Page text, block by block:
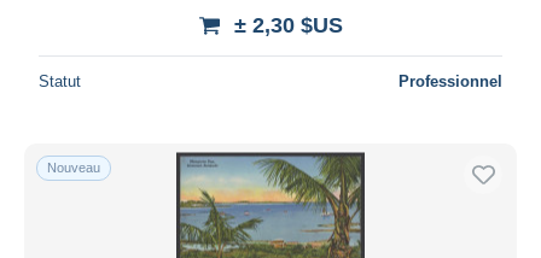
± 2,30 $US
Statut Professionnel
Nouveau